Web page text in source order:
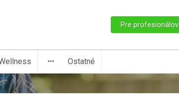
Pre profesionálov
more_horiz Ostatné